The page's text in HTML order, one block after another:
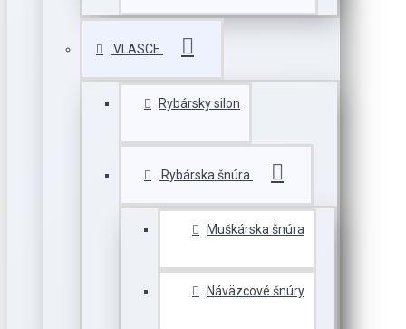
VLASCE
Rybársky silon
Rybárska šnúra
Muškárska šnúra
Náväzcové šnúry